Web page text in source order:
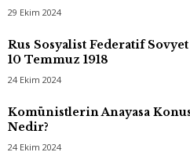
29 Ekim 2024
Rus Sosyalist Federatif
10 Temmuz 1918
24 Ekim 2024
Komünistlerin Anayasa
Nedir?
24 Ekim 2024